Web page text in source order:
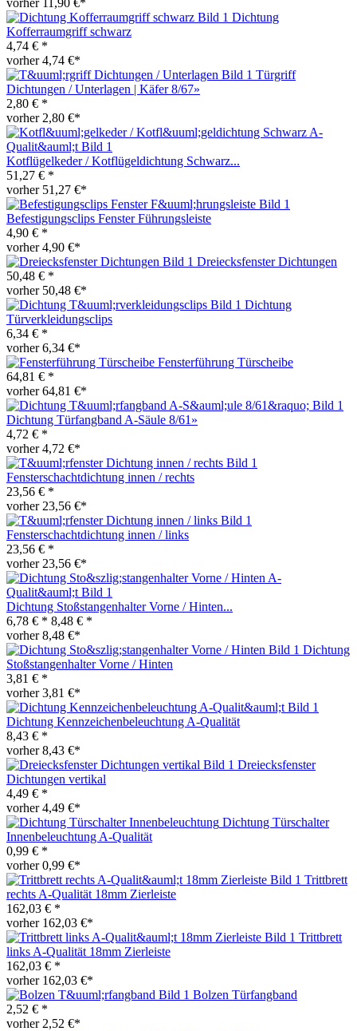
Dichtung
Kofferraumgriff schwarz
4,74 € *
vorher 4,74 €*
Türgriff
Dichtungen / Unterlagen | Käfer 8/67»
2,80 € *
vorher 2,80 €*
Kotflügelkeder / Kotflügeldichtung Schwarz...
51,27 € *
vorher 51,27 €*
Befestigungsclips Fenster Führungsleiste
4,90 € *
vorher 4,90 €*
Dreiecksfenster Dichtungen
50,48 € *
vorher 50,48 €*
Dichtung
Türverkleidungsclips
6,34 € *
vorher 6,34 €*
Fensterführung Türscheibe
64,81 € *
vorher 64,81 €*
Dichtung Türfangband A-Säule 8/61»
4,72 € *
vorher 4,72 €*
Fensterschachtdichtung innen / rechts
23,56 € *
vorher 23,56 €*
Fensterschachtdichtung innen / links
23,56 € *
vorher 23,56 €*
Dichtung Stoßstangenhalter Vorne / Hinten...
6,78 € * 8,48 € *
vorher 8,48 €*
Dichtung
Stoßstangenhalter Vorne / Hinten
3,81 € *
vorher 3,81 €*
Dichtung Kennzeichenbeleuchtung A-Qualität
8,43 € *
vorher 8,43 €*
Dreiecksfenster
Dichtungen vertikal
4,49 € *
vorher 4,49 €*
Dichtung Türschalter
Innenbeleuchtung A-Qualität
0,99 € *
vorher 0,99 €*
Trittbrett
rechts A-Qualität 18mm Zierleiste
162,03 € *
vorher 162,03 €*
Trittbrett
links A-Qualität 18mm Zierleiste
162,03 € *
vorher 162,03 €*
Bolzen Türfangband
2,52 € *
vorher 2,52 €*